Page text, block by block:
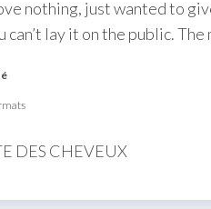
nothing, just wanted to
lay it on the public.
DES CHEVEUX